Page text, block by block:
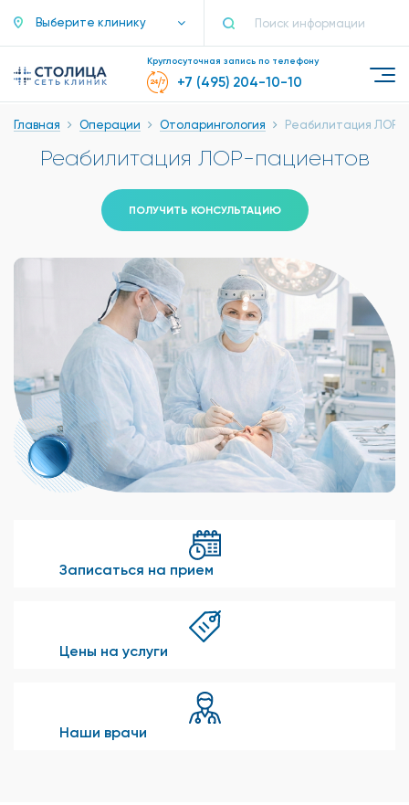
Выберите клинику
Круглосуточная запись по телефону
+7 (495) 204-10-10
Главная Операции Отоларингология Реабилитация ЛОР-
Реабилитация ЛОР-пациентов
ПОЛУЧИТЬ КОНСУЛЬТАЦИЮ
Записаться на прием
Цены на услуги
Наши врачи